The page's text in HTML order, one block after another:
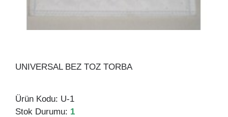
UNIVERSAL BEZ TOZ TORBA
Ürün Kodu: U-1
Stok Durumu: 1